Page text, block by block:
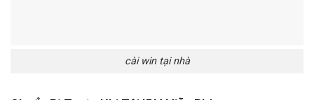
cài win tại nhà